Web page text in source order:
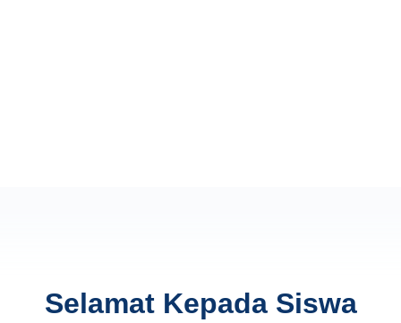
Selamat Kepada Siswa